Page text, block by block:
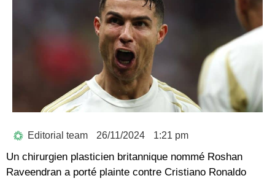
Editorial team 26/11/2024 1:21 pm
Un chirurgien plasticien britannique nommé Roshan
Raveendran a porté plainte contre Cristiano Ronaldo